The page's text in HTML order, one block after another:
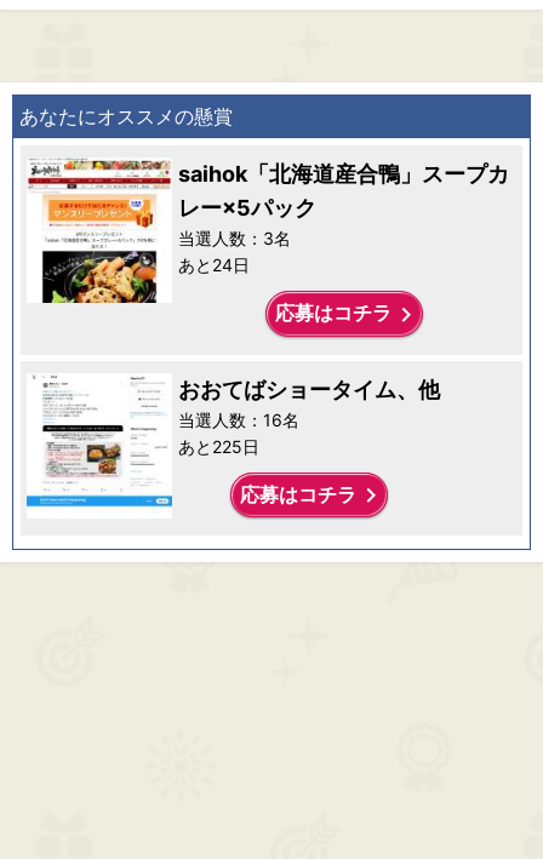
あなたにオススメの懸賞
saihok「北海道産合鴨」スープカ
レー×5パック
当選人数：3名
あと24日
応募はコチラ keyboard_arrow_right
おおてばショータイム、他
当選人数：16名
あと225日
応募はコチラ keyboard_arrow_right